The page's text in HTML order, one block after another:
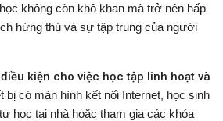
không còn khô khan mà trở nên hấp
hứng thú và sự tập trung của người
kiện cho việc học tập linh hoạt và
bị có màn hình kết nối Internet, học sinh
học tại nhà hoặc tham gia các khóa